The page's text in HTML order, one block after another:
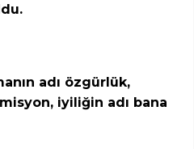
adı özgürlük,
iyiliğin adı bana